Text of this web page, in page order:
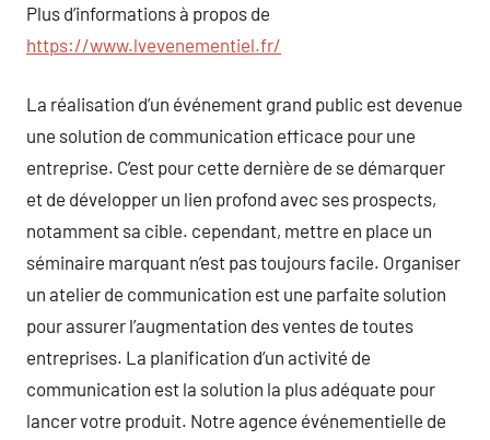
Plus d’informations à propos de
https://www.lvevenementiel.fr/
La réalisation d’un événement grand public est devenue
une solution de communication efficace pour une
entreprise. C’est pour cette dernière de se démarquer
et de développer un lien profond avec ses prospects,
notamment sa cible. cependant, mettre en place un
séminaire marquant n’est pas toujours facile. Organiser
un atelier de communication est une parfaite solution
pour assurer l’augmentation des ventes de toutes
entreprises. La planification d’un activité de
communication est la solution la plus adéquate pour
lancer votre produit. Notre agence événementielle de